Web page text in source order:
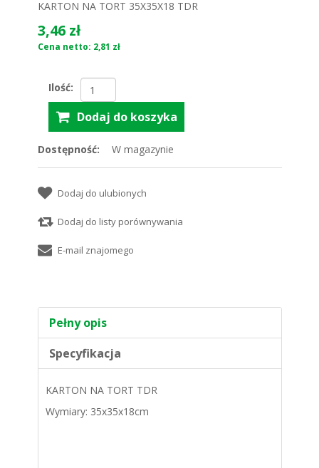
KARTON NA TORT 35X35X18 TDR
3,46 zł
Cena netto: 2,81 zł
Ilość:
Dostępność: W magazynie
Pełny opis
Specyfikacja
KARTON NA TORT TDR
Wymiary: 35x35x18cm